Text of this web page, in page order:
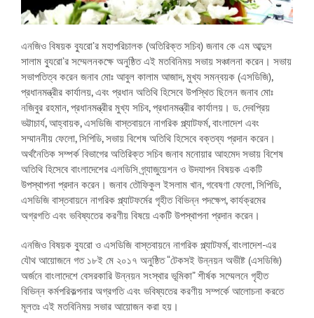
এনজিও বিষয়ক ব্যুরো’র মহাপরিচালক (অতিরিক্ত সচিব) জনাব কে এম আব্দুস
সালাম ব্যুরো’র সম্মেলনকক্ষে অনুষ্ঠিত এই মতবিনিময় সভায় সঞ্চালনা করেন। সভায়
সভাপতিত্ব করেন জনাব মোঃ আবুল কালাম আজাদ, মুখ্য সমন্বয়ক (এসডিজি),
প্রধানমন্ত্রীর কার্যালয়, এবং প্রধান অতিথি হিসেবে উপস্থিত ছিলেন জনাব মোঃ
নজিবুর রহমান, প্রধানমন্ত্রীর মুখ্য সচিব, প্রধানমন্ত্রীর কার্যালয়। ড. দেবপ্রিয়
ভট্টাচার্য, আহ্বায়ক, এসডিজি বাস্তবায়নে নাগরিক প্ল্যাটফর্ম, বাংলাদেশ এবং
সম্মাননীয় ফেলো, সিপিডি, সভায় বিশেষ অতিথি হিসেবে বক্তব্য প্রদান করেন।
অর্থনৈতিক সম্পর্ক বিভাগের অতিরিক্ত সচিব জনাব মনোয়ার আহমেদ সভায় বিশেষ
অতিথি হিসেবে বাংলাদেশের এলডিসি গ্র্যাজুয়েশন ও উদযাপন বিষয়ক একটি
উপস্থাপনা প্রদান করেন। জনাব তৌফিকুল ইসলাম খান, গবেষণা ফেলো, সিপিডি,
এসডিজি বাস্তবায়নে নাগরিক প্ল্যাটফর্মের গৃহীত বিভিন্ন পদক্ষেপ, কার্যক্রমের
অগ্রগতি এবং ভবিষ্যতের করণীয় বিষয়ে একটি উপস্থাপনা প্রদান করেন।
এনজিও বিষয়ক ব্যুরো ও এসডিজি বাস্তবায়নে নাগরিক প্ল্যাটফর্ম, বাংলাদেশ-এর
যৌথ আয়োজনে গত ১৮ই মে ২০১৭ অনুষ্ঠিত “টেকসই উন্নয়ন অভীষ্ট (এসডিজি)
অর্জনে বাংলাদেশে বেসরকারি উন্নয়ন সংস্থার ভূমিকা” শীর্ষক সম্মেলনে গৃহীত
বিভিন্ন কর্মপরিকল্পনার অগ্রগতি এবং ভবিষ্যতের করণীয় সম্পর্কে আলোচনা করতে
মূলতঃ এই মতবিনিময় সভার আয়োজন করা হয়।